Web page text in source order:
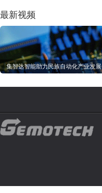
最新视频
集智达智能助力民族自动化产业发展